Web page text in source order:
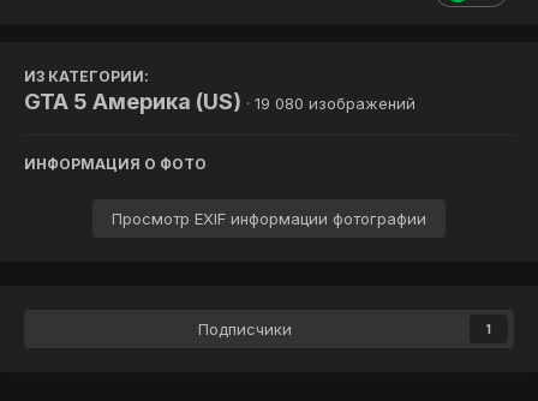
ИЗ КАТЕГОРИИ:
GTA 5 Америка (US) · 19 080 изображений
ИНФОРМАЦИЯ О ФОТО
Просмотр EXIF информации фотографии
Подписчики 1